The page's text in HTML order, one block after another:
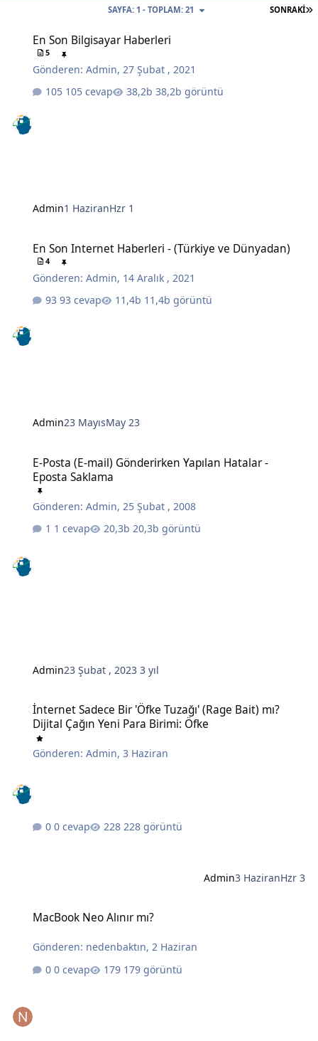
SONRAKI
SAYFA: 1 - TOPLAM: 21
En Son Bilgisayar Haberleri
5
Gönderen:Admin,27 Şubat , 2021
105 cevap
38,2b görüntü
Admin1 HaziranHzr 1
En Son Internet Haberleri - (Türkiye ve Dünyadan)
4
Gönderen:Admin, 14 Aralık , 2021
93 cevap
11,4b görüntü
Admin23 MayısMay 23
E-Posta (E-mail) Gönderirken Yapılan Hatalar -
Eposta Saklama
Gönderen:Admin, 25 Şubat , 2008
1 cevap
20,3b görüntü
Admin23 Şubat , 20233 yıl
İnternet Sadece Bir 'Öfke Tuzağı' (Rage Bait) mı?
Dijital Çağın Yeni Para Birimi: Öfke
Gönderen:Admin,3 Haziran
0 cevap 228 görüntü
Admin3 HaziranHzr 3
MacBook Neo Alınır mı?
Gönderen: nedenbaktın,2 Haziran
0 cevap
179 görüntü